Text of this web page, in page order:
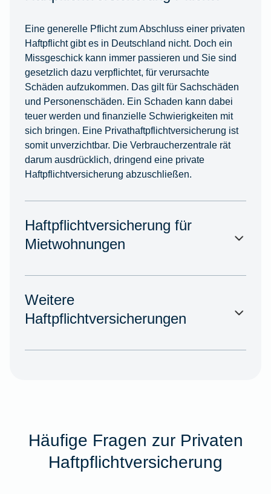
Eine generelle Pflicht zum Abschluss einer privaten
Haftpflicht gibt es in Deutschland nicht. Doch ein
Missgeschick kann immer passieren und Sie sind
gesetzlich dazu verpflichtet, für verursachte
Schäden aufzukommen. Das gilt für Sachschäden
und Personenschäden. Ein Schaden kann dabei
teuer werden und finanzielle Schwierigkeiten mit
sich bringen. Eine Privathaftpflichtversicherung ist
somit unverzichtbar. Die Verbraucherzentrale rät
darum ausdrücklich, dringend eine private
Haftpflichtversicherung abzuschließen.
Haftpflichtversicherung für
Mietwohnungen
Weitere
Haftpflichtversicherungen
Häufige Fragen zur Privaten
Haftpflichtversicherung